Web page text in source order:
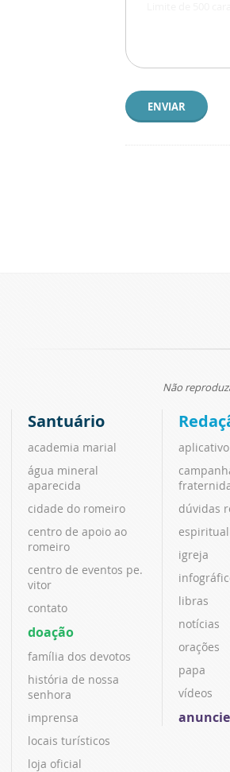
ENVIAR
Não
Santuário
academia marial
água mineral
aparecida
cidade do romeiro
centro de apoio ao
romeiro
centro de eventos pe.
vitor
contato
doação
família dos devotos
história de nossa
senhora
imprensa
locais turísticos
loja oficial
dúvidas
igreja
libras
notícias
orações
papa
vídeos